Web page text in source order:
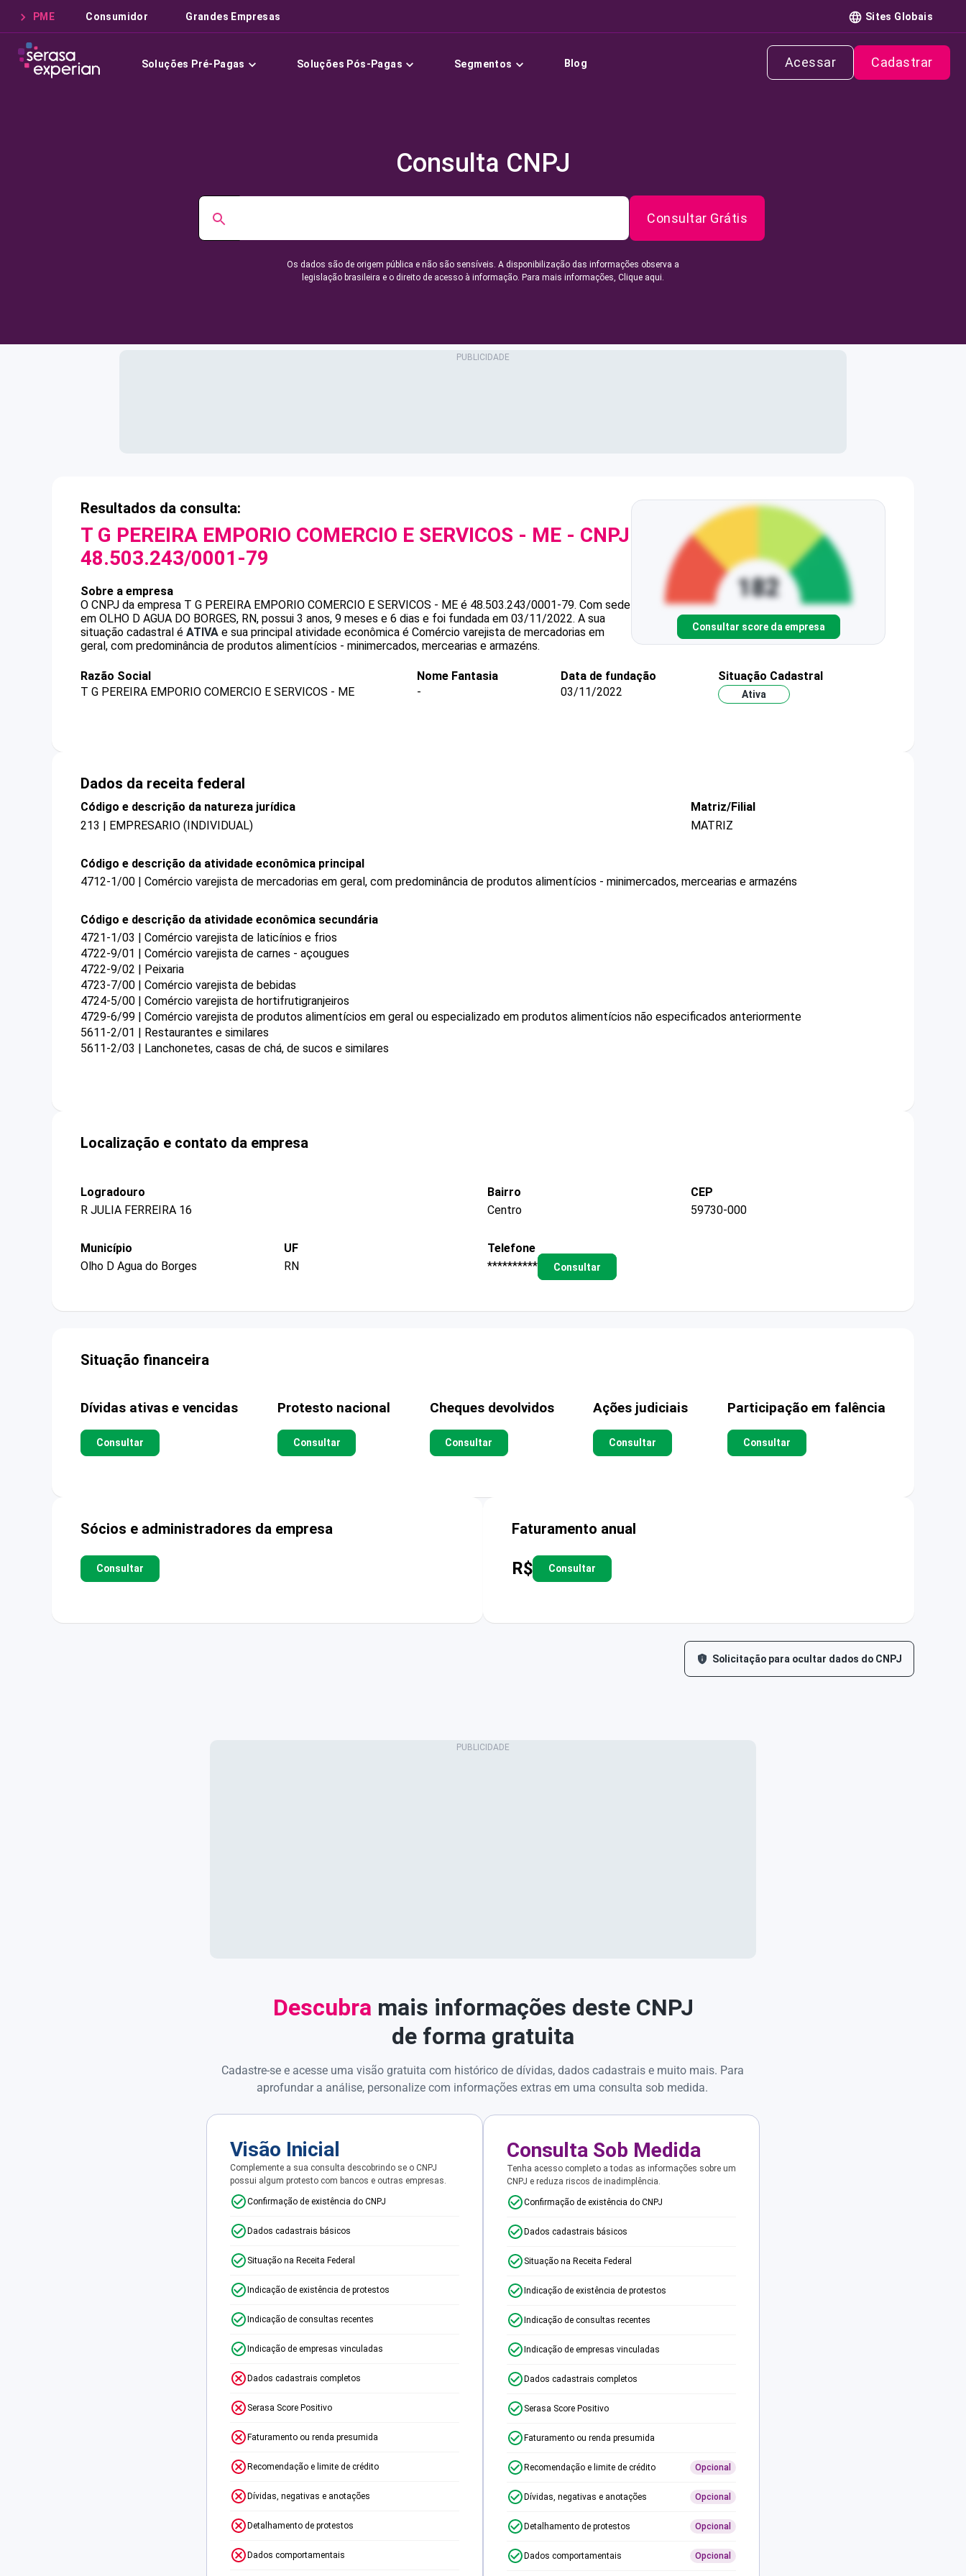
PME Consumidor Grandes Empresas Sites Globais
Soluções Pré-Pagas Soluções Pós-Pagas Segmentos Blog Acessar Cadastrar
Consulta CNPJ
Consultar Grátis
Os dados são de origem pública e não são sensíveis. A disponibilização das informações observa a
legislação brasileira e o direito de acesso à informação. Para mais informações, Clique aqui.
Resultados da consulta:
T G PEREIRA EMPORIO COMERCIO E SERVICOS - ME - CNPJ
48.503.243/0001-79
Sobre a empresa
O CNPJ da empresa T G PEREIRA EMPORIO COMERCIO E SERVICOS - ME é 48.503.243/0001-79. Com sede
em OLHO D AGUA DO BORGES, RN, possui 3 anos, 9 meses e 6 dias e foi fundada em 03/11/2022. A sua
situação cadastral é ATIVA e sua principal atividade econômica é Comércio varejista de mercadorias em
geral, com predominância de produtos alimentícios - minimercados, mercearias e armazéns.
Consultar score da empresa
Razão Social
T G PEREIRA EMPORIO COMERCIO E SERVICOS - ME
Nome Fantasia
-
Data de fundação
03/11/2022
Situação Cadastral
Ativa
Dados da receita federal
Código e descrição da natureza jurídica
213 | EMPRESARIO (INDIVIDUAL)
Matriz/Filial
MATRIZ
Código e descrição da atividade econômica principal
4712-1/00 | Comércio varejista de mercadorias em geral, com predominância de produtos alimentícios - minimercados, mercearias e armazéns
Código e descrição da atividade econômica secundária
4721-1/03 | Comércio varejista de laticínios e frios
4722-9/01 | Comércio varejista de carnes - açougues
4722-9/02 | Peixaria
4723-7/00 | Comércio varejista de bebidas
4724-5/00 | Comércio varejista de hortifrutigranjeiros
4729-6/99 | Comércio varejista de produtos alimentícios em geral ou especializado em produtos alimentícios não especificados anteriormente
5611-2/01 | Restaurantes e similares
5611-2/03 | Lanchonetes, casas de chá, de sucos e similares
Localização e contato da empresa
Logradouro
R JULIA FERREIRA 16
Bairro
Centro
CEP
59730-000
Município
Olho D Agua do Borges
UF
RN
Telefone
**********
Consultar
Situação financeira
Dívidas ativas e vencidas
Consultar
Protesto nacional
Consultar
Cheques devolvidos
Consultar
Ações judiciais
Consultar
Participação em falência
Consultar
Sócios e administradores da empresa
Consultar
Faturamento anual
R$ Consultar
Solicitação para ocultar dados do CNPJ
Descubra mais informações deste CNPJ
de forma gratuita
Cadastre-se e acesse uma visão gratuita com histórico de dívidas, dados cadastrais e muito mais. Para
aprofundar a análise, personalize com informações extras em uma consulta sob medida.
Visão Inicial
Complemente a sua consulta descobrindo se o CNPJ
possui algum protesto com bancos e outras empresas.
Confirmação de existência do CNPJ
Dados cadastrais básicos
Situação na Receita Federal
Indicação de existência de protestos
Indicação de consultas recentes
Indicação de empresas vinculadas
Dados cadastrais completos
Serasa Score Positivo
Faturamento ou renda presumida
Recomendação e limite de crédito
Dívidas, negativas e anotações
Detalhamento de protestos
Dados comportamentais
Consulta Sob Medida
Tenha acesso completo a todas as informações sobre um
CNPJ e reduza riscos de inadimplência.
Confirmação de existência do CNPJ
Dados cadastrais básicos
Situação na Receita Federal
Indicação de existência de protestos
Indicação de consultas recentes
Indicação de empresas vinculadas
Dados cadastrais completos
Serasa Score Positivo
Faturamento ou renda presumida
Recomendação e limite de crédito Opcional
Dívidas, negativas e anotações Opcional
Detalhamento de protestos Opcional
Dados comportamentais Opcional